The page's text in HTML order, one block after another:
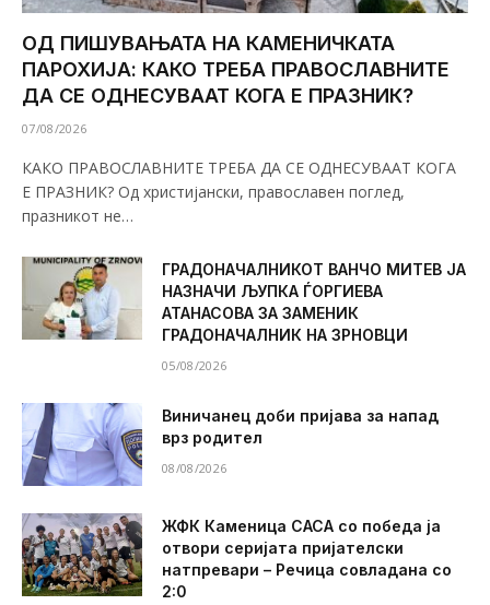
ОД ПИШУВАЊАТА НА КАМЕНИЧКАТА
ПАРОХИЈА: КАКО ТРЕБА ПРАВОСЛАВНИТЕ
ДА СЕ ОДНЕСУВААТ КОГА Е ПРАЗНИК?
07/08/2026
КАКО ПРАВОСЛАВНИТЕ ТРЕБА ДА СЕ ОДНЕСУВААТ КОГА
Е ПРАЗНИК? Од христијански, православен поглед,
празникот не…
ГРАДОНАЧАЛНИКОТ ВАНЧО МИТЕВ ЈА
НАЗНАЧИ ЉУПКА ЃОРГИЕВА
АТАНАСОВА ЗА ЗАМЕНИК
ГРАДОНАЧАЛНИК НА ЗРНОВЦИ
05/08/2026
Виничанец доби пријава за напад
врз родител
08/08/2026
ЖФК Каменица САСА со победа ја
отвори серијата пријателски
натпревари – Речица совладана со
2:0